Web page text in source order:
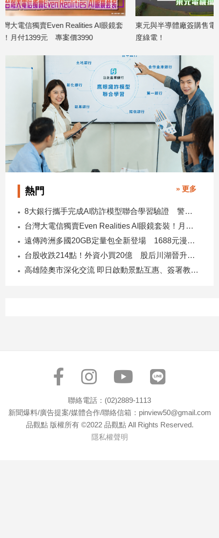
星
座/
命
理
藝
術
文
創
影
推
遊
區
鏡套
東元與半導體廠簽購售電契約 供逾3億
度綠電！
星展集團Q2
熱門 » 更多
8大銀行攜手完成AI防詐模型聯合學習驗證 警示帳戶準確度提升2倍
台灣大電信獨賣Even Realities AI眼鏡套裝！月付1399元 專案價3990
遠傳跨洲多國20GB定量包全新登場 1688元漫遊逾百國家！
台股收跌214點！外資小買20億 股后川湖晉升萬金股
高雄陸奧市深化交流 即日啟動景點互惠、簽署教育合作MOU
聯絡電話：(02)2889-1113
新聞爆料/廣告提案/媒體合作/聯絡信箱：pinview50@gmail.com
品觀點 版權所有 ©2022 品觀點 All Rights Reserved.
隱私權聲明